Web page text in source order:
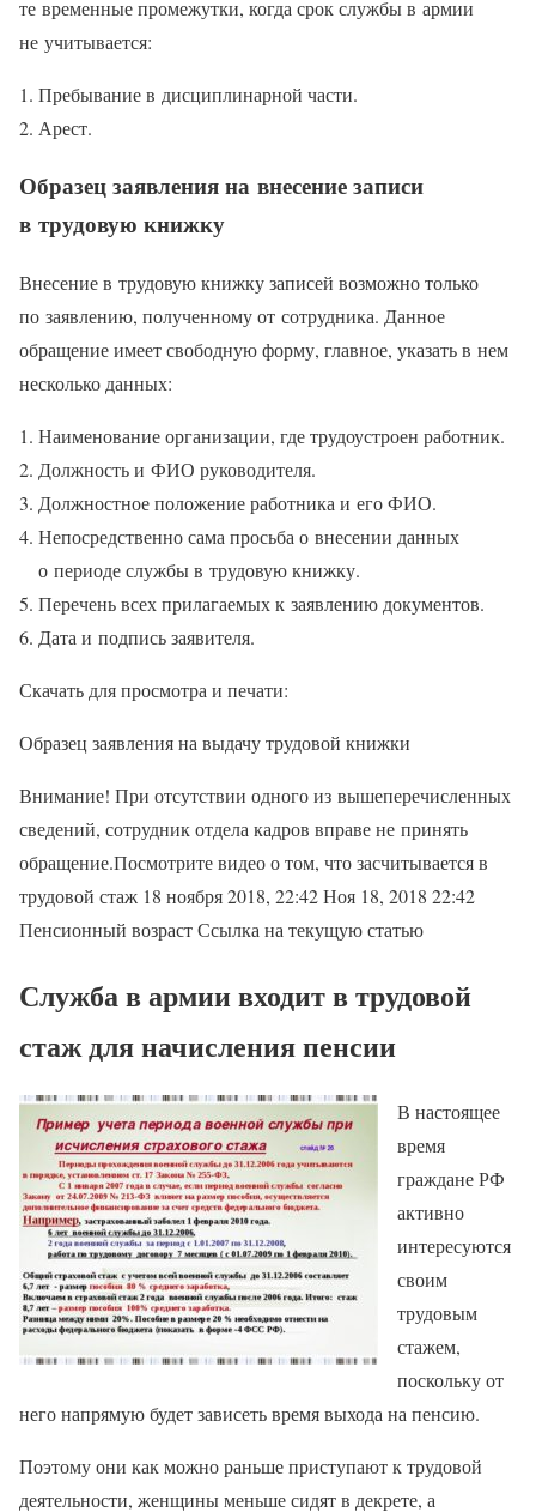
те временные промежутки, когда срок службы в армии
не учитывается:
Пребывание в дисциплинарной части.
Арест.
Образец заявления на внесение записи
в трудовую книжку
Внесение в трудовую книжку записей возможно только
по заявлению, полученному от сотрудника. Данное
обращение имеет свободную форму, главное, указать в нем
несколько данных:
Наименование организации, где трудоустроен работник.
Должность и ФИО руководителя.
Должностное положение работника и его ФИО.
Непосредственно сама просьба о внесении данных
о периоде службы в трудовую книжку.
Перечень всех прилагаемых к заявлению документов.
Дата и подпись заявителя.
Скачать для просмотра и печати:
Образец заявления на выдачу трудовой книжки
Внимание! При отсутствии одного из вышеперечисленных
сведений, сотрудник отдела кадров вправе не принять
обращение.Посмотрите видео о том, что засчитывается в
трудовой стаж 18 ноября 2018, 22:42 Ноя 18, 2018 22:42
Пенсионный возраст Ссылка на текущую статью
Служба в армии входит в трудовой
стаж для начисления пенсии
В настоящее
время
граждане РФ
активно
интересуются
своим
трудовым
стажем,
поскольку от
него напрямую будет зависеть время выхода на пенсию.
Поэтому они как можно раньше приступают к трудовой
деятельности, женщины меньше сидят в декрете, а